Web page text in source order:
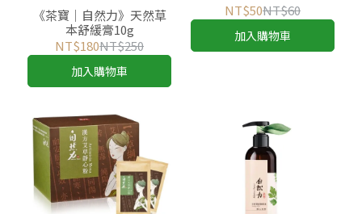
《茶寶│自然力》天然草
本舒緩膏10g
NT$180NT$250
加入購物車
NT$50NT$60
加入購物車